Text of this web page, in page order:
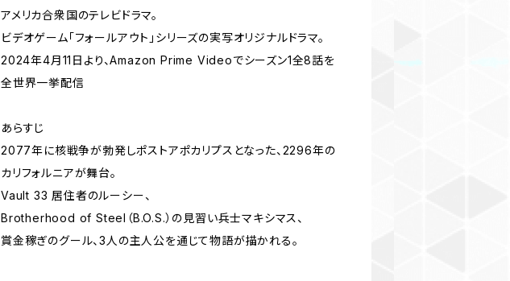
アメリカ合衆国のテレビドラマ。
ビデオゲーム「フォールアウト」シリーズの実写オリジナルドラマ。
2024年4月11日より、Amazon Prime Videoでシーズン1全8話を
全世界一挙配信
あらすじ
2077年に核戦争が勃発しポストアポカリプスとなった、2296年の
カリフォルニアが舞台。
Vault 33 居住者のルーシー、
Brotherhood of Steel（B.O.S.）の見習い兵士マキシマス、
賞金稼ぎのグール、3人の主人公を通じて物語が描かれる。